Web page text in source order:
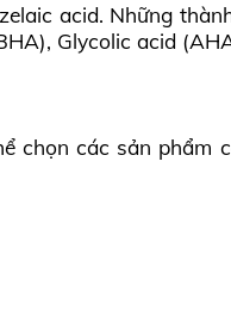
acid. Những
Glycolic acid
chọn các sản phẩm